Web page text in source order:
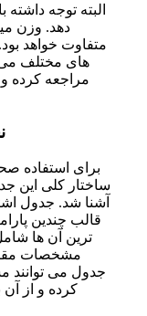
البته توجه
دهد. وزن
متفاوت خواهد
های مختلف می‌
مراجعه کرده و
برای استفاده
ساختار کلی این
آشنا شد. جدول
قالب چندین
ترین آن ها
مشخصات
جدول می
کرده و از